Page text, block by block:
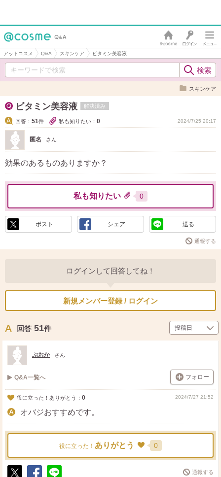
アットコスメ Q&A スキンケア ビタミン美容液
スキンケア
ビタミン美容液 解決済み
回答： 51件 私も知りたい： 0 2024/7/25 20:17
匿名 さん
効果のあるものありますか？
私も知りたい 0
ポスト シェア 送る
通報する
ログインして回答してね！
新規メンバー登録 / ログイン
回答 51件
ぷおか さん
Q&A一覧へ フォロー
役に立った！ありがとう： 0 2024/7/27 21:52
オバジおすすめです。
役に立った！ ありがとう 0
通報する